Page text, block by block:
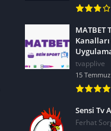
MATBET
tvapplive
15
Sensi Tv
Ferhat